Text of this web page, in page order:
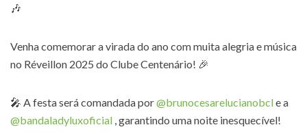
🎶
Venha comemorar a virada do ano com muita alegria e música
no Réveillon 2025 do Clube Centenário! 🎉
🎤 A festa será comandada por@brunocesarelucianobcle a
@bandaladyluxoficial , garantindo uma noite inesquecível!